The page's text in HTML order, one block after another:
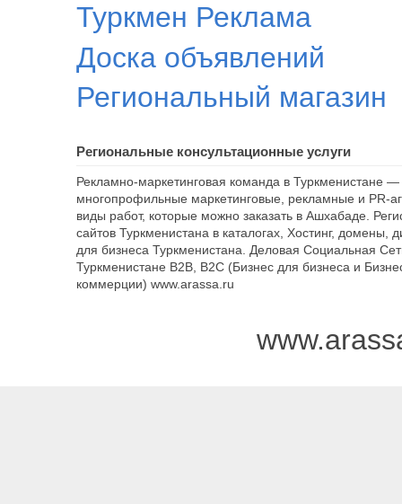
Туркмен Реклама
Доска объявлений
Региональный магазин
Региональные консультационные услуги
Рекламно-маркетинговая команда в Туркменистане —
многопрофильные маркетинговые, рекламные и PR-
виды работ, которые можно заказать в Ашхабаде.
сайтов Туркменистана в каталогах, Хостинг, домены,
для бизнеса Туркменистана. Деловая Социальная
Туркменистане B2B, B2C (Бизнес для бизнеса и
коммерции) www.arassa.ru